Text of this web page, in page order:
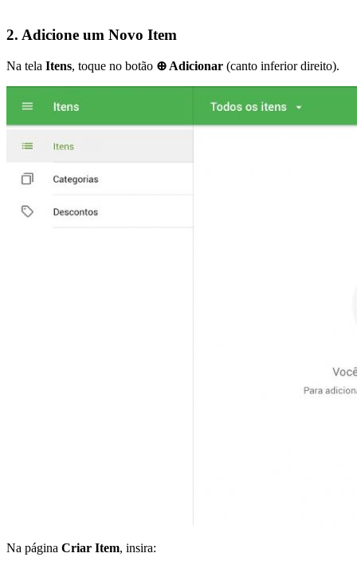
2. Adicione um Novo Item
Na tela Itens, toque no botão ⊕ Adicionar (canto inferior direito).
Na página Criar Item, insira: